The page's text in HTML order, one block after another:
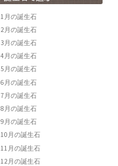
1月の誕生石
2月の誕生石
3月の誕生石
4月の誕生石
5月の誕生石
6月の誕生石
7月の誕生石
8月の誕生石
9月の誕生石
10月の誕生石
11月の誕生石
12月の誕生石